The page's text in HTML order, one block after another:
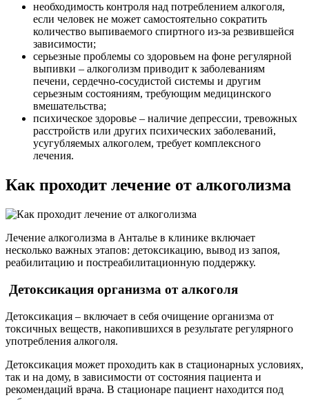
необходимость контроля над потреблением алкоголя,
если человек не может самостоятельно сократить
количество выпиваемого спиртного из-за резвившейся
зависимости;
серьезные проблемы со здоровьем на фоне регулярной
выпивки – алкоголизм приводит к заболеваниям
печени, сердечно-сосудистой системы и другим
серьезным состояниям, требующим медицинского
вмешательства;
психическое здоровье – наличие депрессии, тревожных
расстройств или других психических заболеваний,
усугубляемых алкоголем, требует комплексного
лечения.
Как проходит лечение от алкоголизма
Лечение алкоголизма в Анталье в клинике включает
несколько важных этапов: детоксикацию, вывод из запоя,
реабилитацию и постреабилитационную поддержку.
Детоксикация организма от алкоголя
Детоксикация – включает в себя очищение организма от
токсичных веществ, накопившихся в результате регулярного
употребления алкоголя.
Детоксикация может проходить как в стационарных условиях,
так и на дому, в зависимости от состояния пациента и
рекомендаций врача. В стационаре пациент находится под